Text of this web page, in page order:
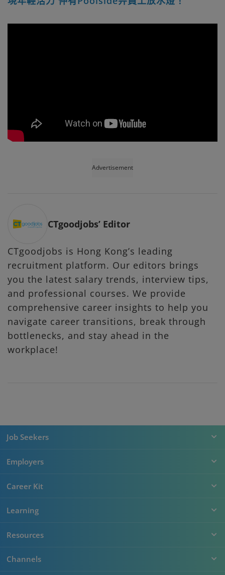
Advertisement
CTgoodjobs’ Editor
CTgoodjobs is Hong Kong’s leading
recruitment platform. Our editors brings
you the latest salary trends, interview tips,
and professional courses. We provide
comprehensive career insights to help you
navigate career transitions, break through
bottlenecks, and stay ahead in the
workplace!
Job Seekers
Employers
Career Kit
Learning
Resources
Channels